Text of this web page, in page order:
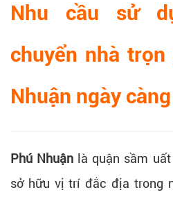
Nhu cầu sử
chuyển nhà
Nhuận ngày
Phú Nhuận là quận sầm
sở hữu vị trí đắc địa trong